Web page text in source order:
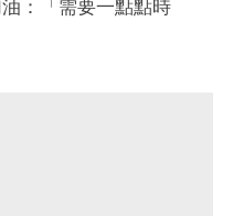
：「需要一點點時